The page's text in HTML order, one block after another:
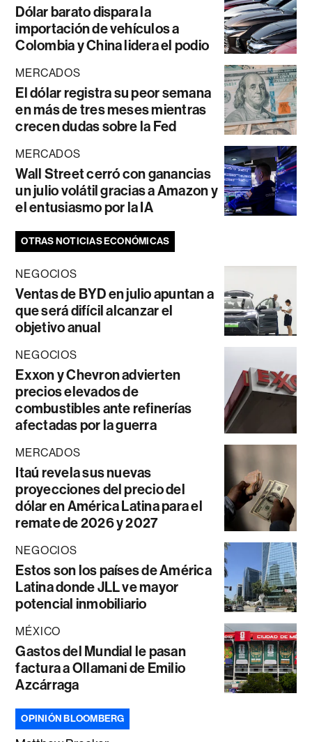
Dólar barato dispara la
importación de vehículos a
Colombia y China lidera el podio
MERCADOS
El dólar registra su peor semana
en más de tres meses mientras
crecen dudas sobre la Fed
MERCADOS
Wall Street cerró con ganancias
un julio volátil gracias a Amazon y
el entusiasmo por la IA
OTRAS NOTICIAS ECONÓMICAS
NEGOCIOS
Ventas de BYD en julio apuntan a
que será difícil alcanzar el
objetivo anual
NEGOCIOS
Exxon y Chevron advierten
precios elevados de
combustibles ante refinerías
afectadas por la guerra
MERCADOS
Itaú revela sus nuevas
proyecciones del precio del
dólar en América Latina para el
remate de 2026 y 2027
NEGOCIOS
Estos son los países de América
Latina donde JLL ve mayor
potencial inmobiliario
MÉXICO
Gastos del Mundial le pasan
factura a Ollamani de Emilio
Azcárraga
OPINIÓN BLOOMBERG